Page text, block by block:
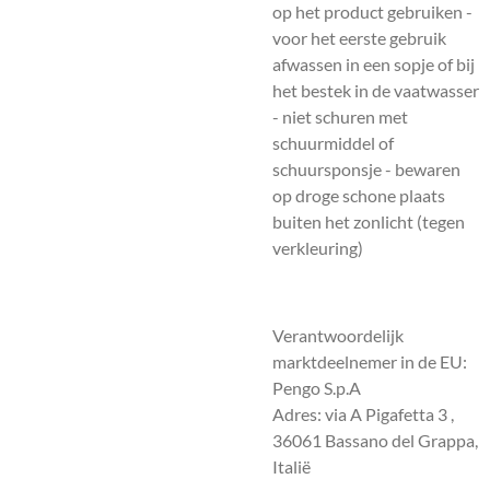
op het product gebruiken -
voor het eerste gebruik
afwassen in een sopje of bij
het bestek in de vaatwasser
- niet schuren met
schuurmiddel of
schuursponsje - bewaren
op droge schone plaats
buiten het zonlicht (tegen
verkleuring)
Verantwoordelijk
marktdeelnemer in de EU:
Pengo S.p.A
Adres: via A Pigafetta 3 ,
36061 Bassano del Grappa,
Italië